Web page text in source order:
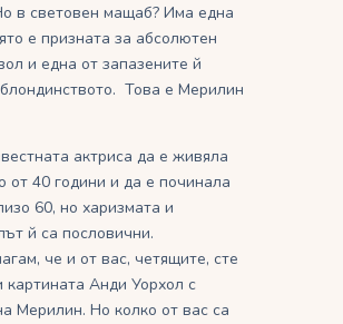
в световен мащаб? Има една
е призната за абсолютен
и една от запазените й
Това е Мерилин
актриса да е живяла
от 40 години и да е починала
60, но харизмата и
й са пословични.
че и от вас, четящите, сте
Анди Уорхол с
Мерилин. Но колко от вас са